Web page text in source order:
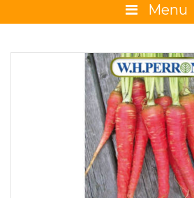
Menu
La boutique
Promotions et
Conseils
Glossaire
Calendrier